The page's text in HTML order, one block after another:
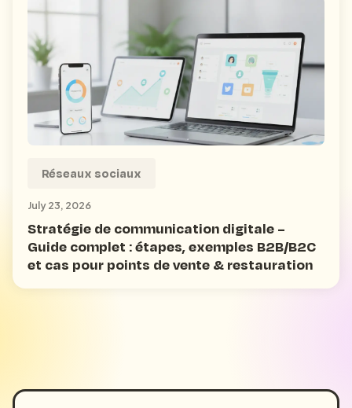
Réseaux sociaux
July 23, 2026
Stratégie de communication digitale –
Guide complet : étapes, exemples B2B/B2C
et cas pour points de vente & restauration